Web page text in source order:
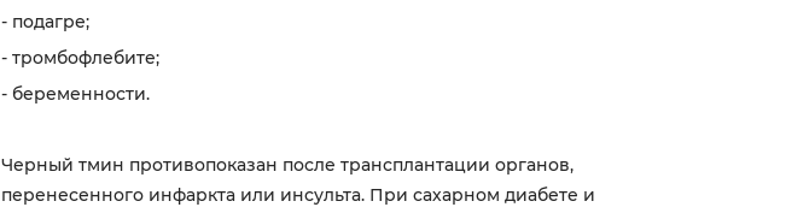
- подагре;
- тромбофлебите;
- беременности.
Черный тмин противопоказан после трансплантации органов,
перенесенного инфаркта или инсульта. При сахарном диабете и